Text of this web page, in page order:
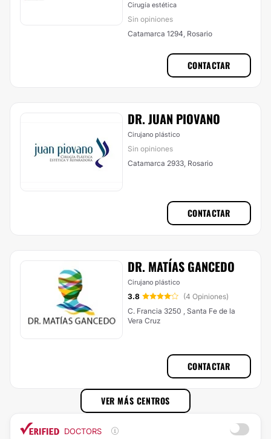
Cirugía estética
Sin opiniones
Catamarca 1294, Rosario
CONTACTAR
DR. JUAN PIOVANO
Cirujano plástico
Sin opiniones
Catamarca 2933, Rosario
CONTACTAR
DR. MATÍAS GANCEDO
Cirujano plástico
3.8
(4 Opiniones)
C. Francia 3250 , Santa Fe de la
Vera Cruz
CONTACTAR
VER MÁS CENTROS
DOCTORS